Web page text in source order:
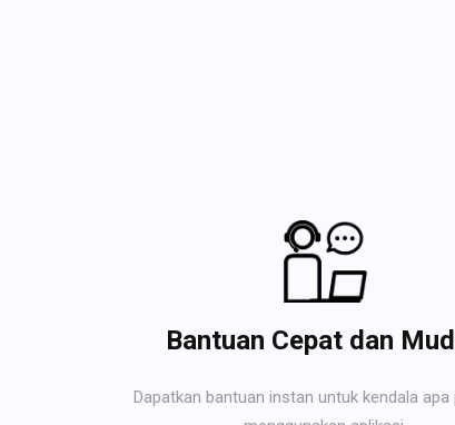
Bantuan Cepat dan
Dapatkan bantuan instan untuk kendala apa